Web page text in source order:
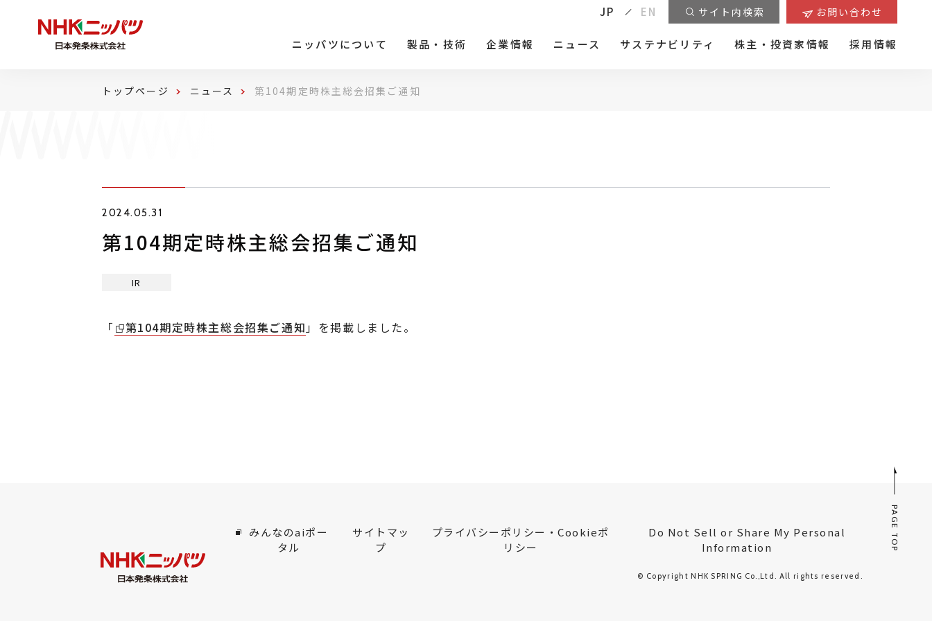
JP EN サイト内検索 お問い合わせ
ニッパツについて 製品・技術 企業情報 ニュース サステナビリティ 株主・投資家情報 採用情報
トップページ ニュース 第104期定時株主総会招集ご通知
2024.05.31
第104期定時株主総会招集ご通知
IR
「 第104期定時株主総会招集ご通知」を掲載しました。
PAGE TOP
みんなのaiポー
タル
サイトマッ
プ
プライバシーポリシー・Cookieポ
リシー
Do Not Sell or Share My Personal
Information
© Copyright NHK SPRING Co.,Ltd. All rights reserved.